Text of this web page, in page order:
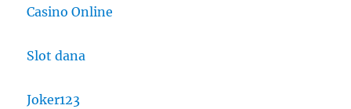
Casino Online
Slot dana
Joker123